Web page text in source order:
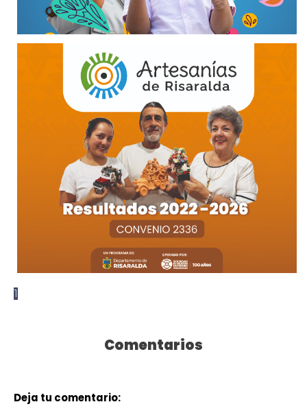
1
Comentarios
Deja tu comentario: